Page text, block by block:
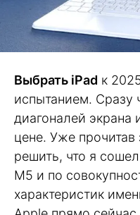
Выбрать iPad к
испытанием. Сразу
диагоналей
цене. Уже
решить, что я
M5 и по
характеристик